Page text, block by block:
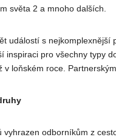
světa 2 a mnoho dalších.
událostí s
inspiraci pro všechny typy
loňském roce.
odborníkům z